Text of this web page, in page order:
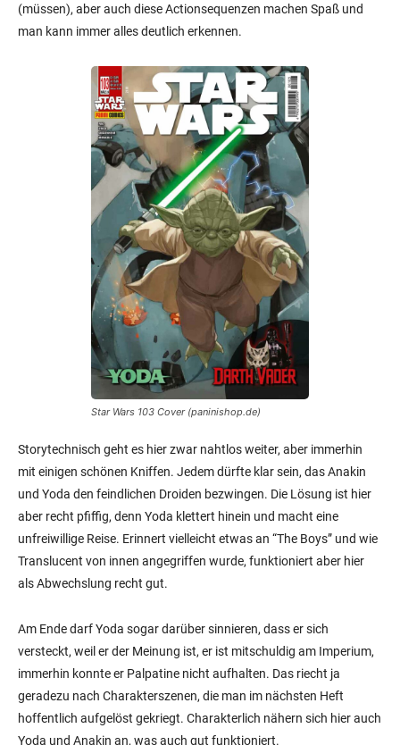
(müssen), aber auch diese Actionsequenzen machen Spaß und
man kann immer alles deutlich erkennen.
Star Wars 103 Cover (paninishop.de)
Storytechnisch geht es hier zwar nahtlos weiter, aber immerhin
mit einigen schönen Kniffen. Jedem dürfte klar sein, das Anakin
und Yoda den feindlichen Droiden bezwingen. Die Lösung ist hier
aber recht pfiffig, denn Yoda klettert hinein und macht eine
unfreiwillige Reise. Erinnert vielleicht etwas an “The Boys” und wie
Translucent von innen angegriffen wurde, funktioniert aber hier
als Abwechslung recht gut.
Am Ende darf Yoda sogar darüber sinnieren, dass er sich
versteckt, weil er der Meinung ist, er ist mitschuldig am Imperium,
immerhin konnte er Palpatine nicht aufhalten. Das riecht ja
geradezu nach Charakterszenen, die man im nächsten Heft
hoffentlich aufgelöst gekriegt. Charakterlich nähern sich hier auch
Yoda und Anakin an, was auch gut funktioniert.